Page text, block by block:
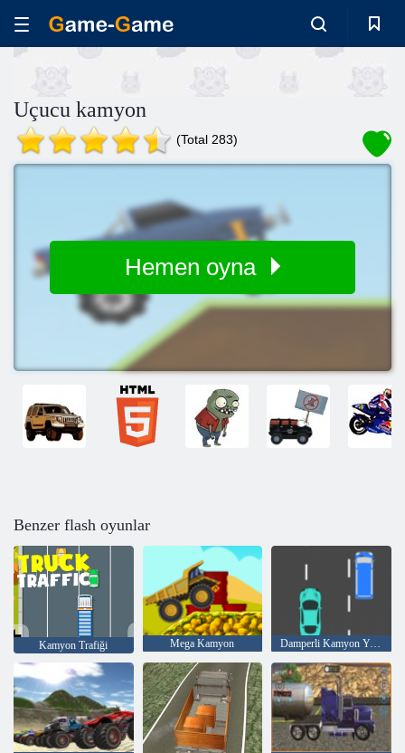
Uçucu kamyon
(Total 283)
Hemen oyna
Benzer flash oyunlar
Kamyon Trafiği Mega Kamyon Damperli Kamyon Yarışı